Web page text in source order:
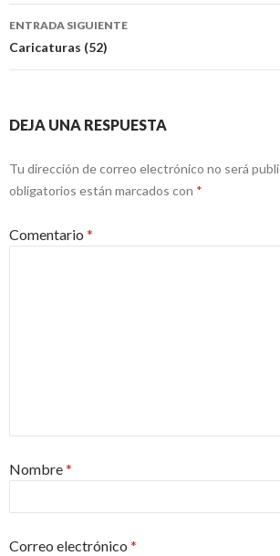
entradas
ENTRADA SIGUIENTE
Caricaturas (52)
DEJA UNA RESPUESTA
Tu dirección de correo electrónico no será
obligatorios están marcados con *
Comentario *
Nombre*
Correo electrónico *